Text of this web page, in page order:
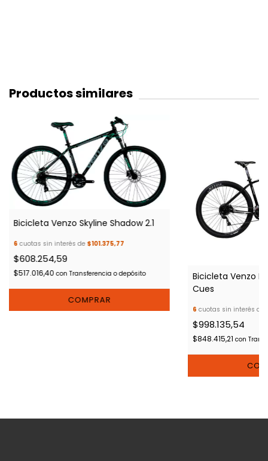
Productos similares
Bicicleta Venzo Skyline Shadow 2.1
6 cuotas sin interés de$101.375,77
$608.254,59
$517.016,40con Transferencia o depósito
COMPRAR
Bicicleta Venzo
Cues
6 cuotas sin interés de
$998.135,54
$848.415,21 con